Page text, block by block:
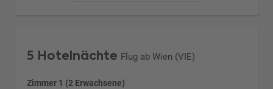
5 Hotelnächte Flug ab Wien (VIE)
Zimmer 1 (2 Erwachsene)